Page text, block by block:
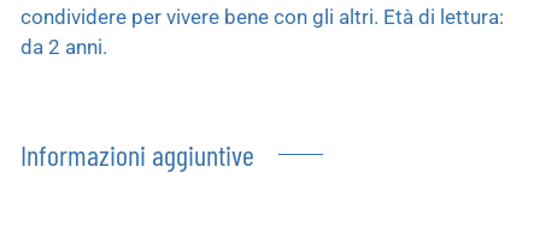
condividere per vivere bene con gli altri. Età di lettura:
da 2 anni.
Informazioni aggiuntive